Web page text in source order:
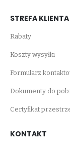
STREFA KLIENTA
Rabaty
Koszty wysyłki
Formularz
Dokumenty do
Certyfikat
KONTAKT